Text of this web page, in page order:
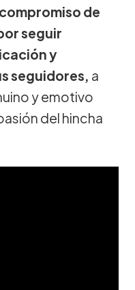
de
seguir
y
seguidores, a
y emotivo
del hincha